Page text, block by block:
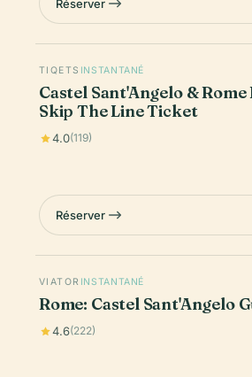
Réserver
TIQETS INSTANTANÉ
Castel Sant'Angelo &
Skip The Line Ticket
4.0(119)
Réserver
VIATOR INSTANTANÉ
Rome: Castel Sant'Angelo
4.6(222)